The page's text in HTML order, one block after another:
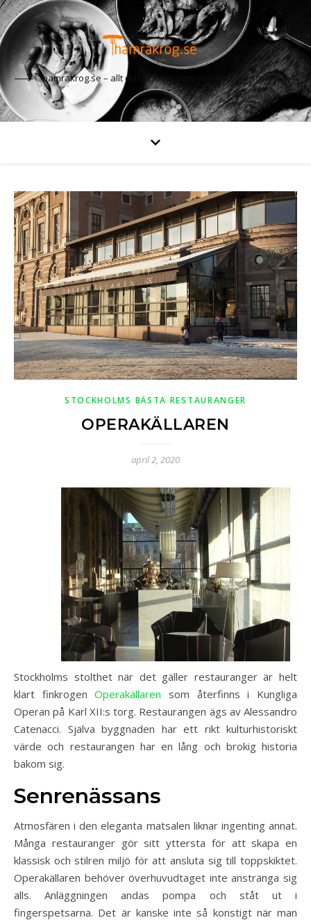
hamrakrog.se – allt du behöver veta om restauranger
STOCKHOLMS BÄSTA RESTAURANGER
OPERAKÄLLAREN
april 2, 2020
Stockholms stolthet när det gäller restauranger är helt
klart finkrogenOperakällaren som återfinns i Kungliga
Operan på Karl XII:s torg. Restaurangen ägs av Alessandro
Catenacci. Själva byggnaden har ett rikt kulturhistoriskt
värde och restaurangen har en lång och brokig historia
bakom sig.
Senrenässans
Atmosfären i den eleganta matsalen liknar ingenting annat.
Många restauranger gör sitt yttersta för att skapa en
klassisk och stilren miljö för att ansluta sig till toppskiktet.
Operakällaren behöver överhuvudtaget inte anstränga sig
alls. Anläggningen andas pompa och ståt ut i
fingerspetsarna. Det är kanske inte så konstigt när man